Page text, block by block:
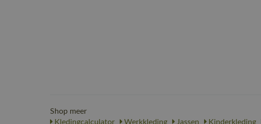
Shop meer
Kledingcalculator
Werkkleding Jassen Kinderkleding